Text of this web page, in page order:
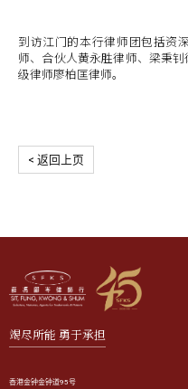
到访江门的本行律师团包括资
师、合伙人黄永胜律师、梁秉
级律师廖柏匡律师。
< 返回上页
竭尽所能 勇于承担
香港金钟金钟道95号